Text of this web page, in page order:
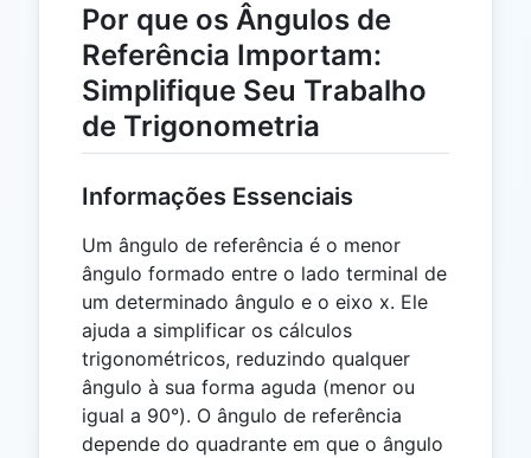
Por que os Ângulos de
Referência Importam:
Simplifique Seu Trabalho
de Trigonometria
Informações Essenciais
Um ângulo de referência é o menor
ângulo formado entre o lado terminal de
um determinado ângulo e o eixo x. Ele
ajuda a simplificar os cálculos
trigonométricos, reduzindo qualquer
ângulo à sua forma aguda (menor ou
igual a 90°). O ângulo de referência
depende do quadrante em que o ângulo